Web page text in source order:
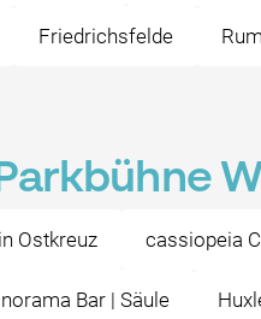
Friedrichsfelde
Ostkreuz cassiopeia
Bar | Säule